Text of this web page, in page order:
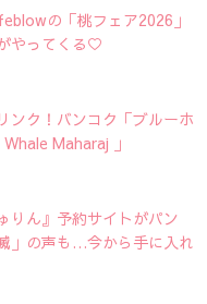
の「桃フェア2026」
やってくる♡
ンク！バンコク「ブルーホ
Maharaj 」
りん』予約サイトがパン
」の声も…今から手に入れ